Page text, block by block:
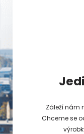
Záleží nám
Chceme se